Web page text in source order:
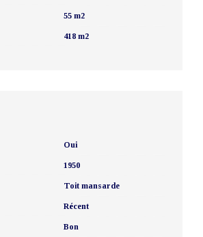
55 m2
418 m2
Oui
1950
Toit mansarde
Récent
Bon